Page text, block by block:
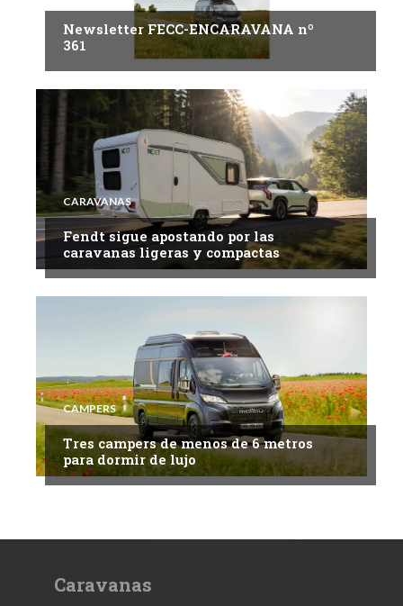
Newsletter FECC-ENCARAVANA nº
361
CARAVANAS
Fendt sigue apostando por las
caravanas ligeras y compactas
CAMPERS
Tres campers de menos de 6 metros
para dormir de lujo
Caravanas